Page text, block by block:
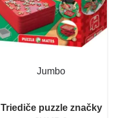
Jumbo
Triediče puzzle značky